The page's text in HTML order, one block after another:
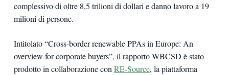
complessivo di oltre 8,5 trilioni di dollari e danno lavoro a 19
milioni di persone.
Intitolato “Cross-border renewable PPAs in Europe: An
overview for corporate buyers”, il rapporto WBCSD è stato
prodotto in collaborazione con RE-Source, la piattaforma